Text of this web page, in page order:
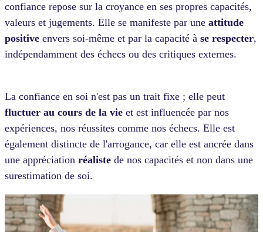
confiance repose sur la croyance en ses propres capacités,
valeurs et jugements. Elle se manifeste par une attitude
positive envers soi-même et par la capacité à se respecter,
indépendamment des échecs ou des critiques externes.
La confiance en soi n'est pas un trait fixe ; elle peut
fluctuer au cours de la vie et est influencée par nos
expériences, nos réussites comme nos échecs. Elle est
également distincte de l'arrogance, car elle est ancrée dans
une appréciation réaliste de nos capacités et non dans une
surestimation de soi.